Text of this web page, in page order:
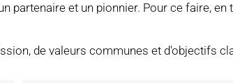
et un pionnier. Pour ce faire, en
de valeurs communes et d'objectifs